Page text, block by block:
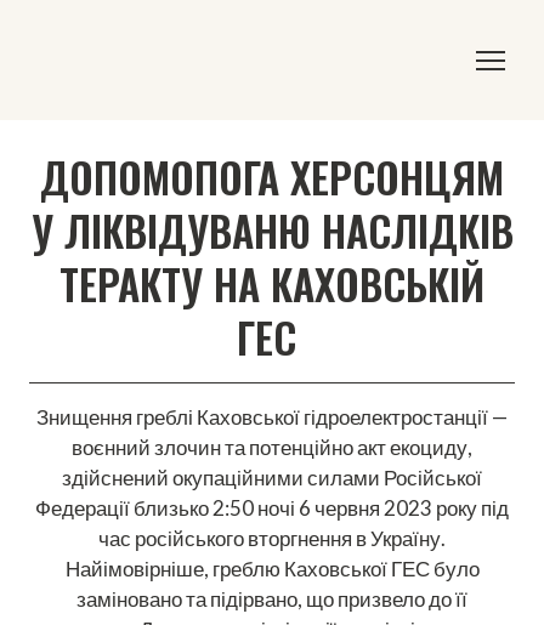
ДОПОМОПОГА ХЕРСОНЦЯМ
У ЛІКВІДУВАНЮ НАСЛІДКІВ
ТЕРАКТУ НА КАХОВСЬКІЙ
ГЕС
Знищення греблі Каховської гідроелектростанції —
воєнний злочин та потенційно акт екоциду,
здійснений окупаційними силами Російської
Федерації близько 2:50 ночі 6 червня 2023 року під
час російського вторгнення в Україну.
Найімовірніше, греблю Каховської ГЕС було
заміновано та підірвано, що призвело до її